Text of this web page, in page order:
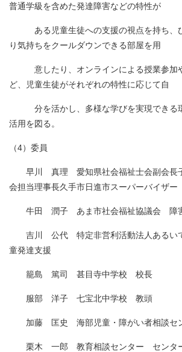
普通学級を含めた発達障害などの特性が
ある児童生徒への支援の視点を持ち、
り気持ちをクールダウンできる部屋を用
意したり、オンラインによる授業参加
ど、児童生徒がそれぞれの特性に応じて自
分を活かし、多様な学びを実現できる環
活用を図る。
（4）委員
早川 真理 愛知県社会福祉士会副会長子
会担当理事長久手市日進市スーパーバイザー
牛田 潤子 あま市社会福祉協議会 障
吉川 公代 特定非営利活動法人あるい
童発達支援
籠島 篤司 甚目寺中学校 校長
服部 洋子 七宝北中学校 教頭
加藤 匡史 海部児童・障がい者相談セ
栗木 一郎 教育相談センター センタ